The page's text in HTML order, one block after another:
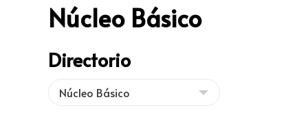
Núcleo Básico
Directorio